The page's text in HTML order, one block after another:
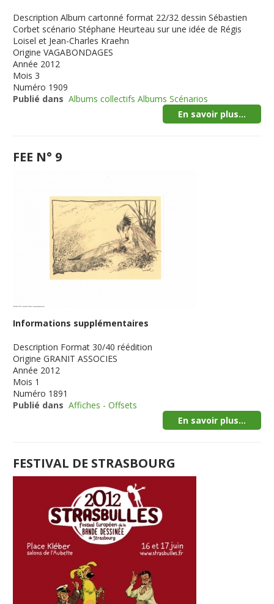
Description Album cartonné format 22/32 dessin Sébastien
Corbet scénario Stéphane Heurteau sur une idée de Régis
Loisel et Jean-Charles Kraehn
Origine VAGABONDAGES
Année 2012
Mois 3
Numéro 1909
Publié dans Albums collectifs Albums Scénarios
En savoir plus...
FEE N° 9
Informations supplémentaires
Description Format 30/40 réédition
Origine GRANIT ASSOCIES
Année 2012
Mois 1
Numéro 1891
Publié dans Affiches - Offsets
En savoir plus...
FESTIVAL DE STRASBOURG